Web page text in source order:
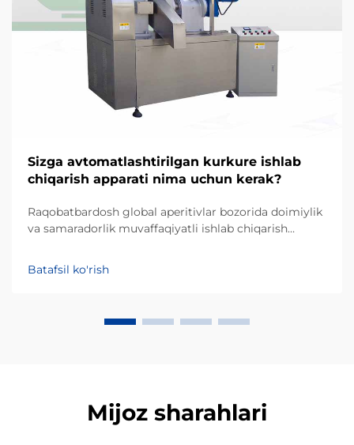
Sizga avtomatlashtirilgan kurkure ishlab
chiqarish apparati nima uchun kerak?
Raqobatbardosh global aperitivlar bozorida doimiylik
va samaradorlik muvaffaqiyatli ishlab chiqarish
xos noaniq shakli va qattiq matosi bilan mashhur
ekstruziya qilingan kukunli aperitiv turidir, uning
Batafsil ko'rish
Mijoz sharahlari